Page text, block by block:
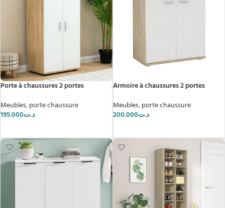
Porte à chaussures 2 portes
Meubles,porte chaussure
د.ت195.000
Armoire à chaussures 2 portes
Meubles,porte chaussure
د.ت200.000